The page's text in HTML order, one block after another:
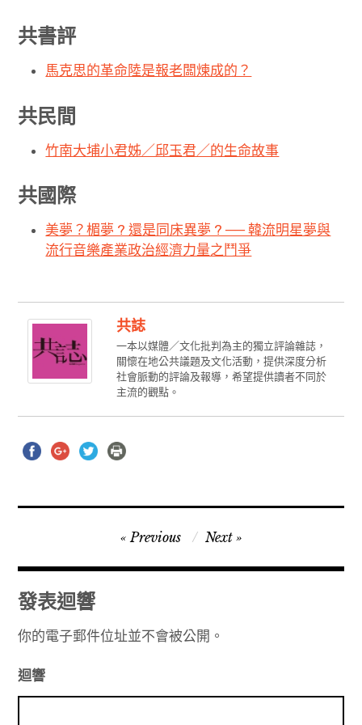
共書評
馬克思的革命陸是報老闆煉成的？
共民間
竹南大埔小君姊／邱玉君／的生命故事
共國際
美夢？楣夢 ? 還是同床異夢 ? ── 韓流明星夢與
流行音樂產業政治經濟力量之鬥爭
共誌
一本以媒體／文化批判為主的獨立評論雜誌，
關懷在地公共議題及文化活動，提供深度分析
社會脈動的評論及報導，希望提供讀者不同於
主流的觀點。
章
導
覽
Previous Next
發表迴響
你的電子郵件位址並不會被公開。
迴響